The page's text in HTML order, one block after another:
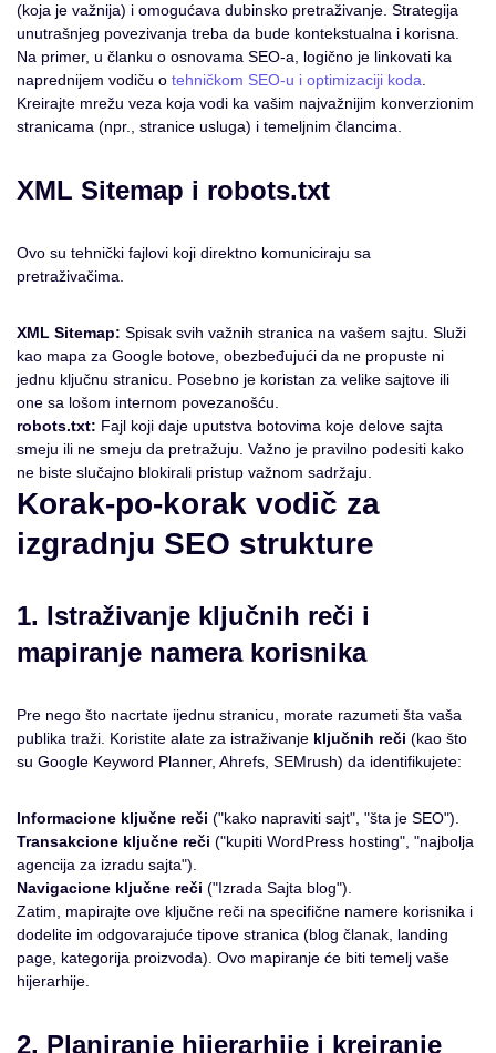
(koja je važnija) i omogućava dubinsko pretraživanje. Strategija
unutrašnjeg povezivanja treba da bude kontekstualna i korisna.
Na primer, u članku o osnovama SEO-a, logično je linkovati ka
naprednijem vodiču o tehničkom SEO-u i optimizaciji koda
Kreirajte mrežu veza koja vodi ka vašim najvažnijim konverzionim
stranicama (npr., stranice usluga) i temeljnim člancima.
XML Sitemap i robots.txt
Ovo su tehnički fajlovi koji direktno komuniciraju sa
pretraživačima.
XML Sitemap: Spisak svih važnih stranica na vašem sajtu. Služi
kao mapa za Google botove, obezbeđujući da ne propuste ni
jednu ključnu stranicu. Posebno je koristan za velike sajtove ili
one sa lošom internom povezanošću.
robots.txt: Fajl koji daje uputstva botovima koje delove sajta
smeju ili ne smeju da pretražuju. Važno je pravilno podesiti kako
ne biste slučajno blokirali pristup važnom sadržaju.
Korak-po-korak vodič za
izgradnju SEO strukture
1. Istraživanje ključnih reči i
mapiranje namera korisnika
Pre nego što nacrtate ijednu stranicu, morate razumeti šta vaša
publika traži. Koristite alate za istraživanje ključnih reči (kao što
su Google Keyword Planner, Ahrefs, SEMrush) da identifikujete:
Informacione ključne reči ("kako napraviti sajt", "šta je SEO").
Transakcione ključne reči ("kupiti WordPress hosting", "najbolja
agencija za izradu sajta").
Navigacione ključne reči ("Izrada Sajta blog").
Zatim, mapirajte ove ključne reči na specifične namere korisnika i
dodelite im odgovarajuće tipove stranica (blog članak, landing
page, kategorija proizvoda). Ovo mapiranje će biti temelj vaše
hijerarhije.
2. Planiranje hijerarhije i kreiranje